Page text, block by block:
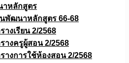
หลักสูตร
พัฒนาหลักสูตร 66-68
างเรียน 2/2568
างครูผู้สอน 2/2568
างการใช้ห้องสอน 2/2568